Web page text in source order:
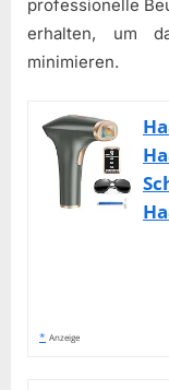
professionelle
erhalten, um
minimieren.
* Anzeige